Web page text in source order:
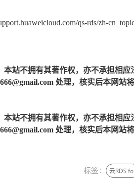
qs-rds/zh-
站不拥有其著作权，亦不承担相应
处理，核实后本网站
站不拥有其著作权，亦不承担相应
处理，核实后本网站
标签： 云RDS